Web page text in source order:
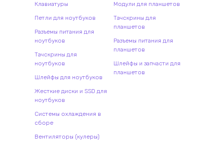
Клавиатуры
Петли для ноутбуков
Разъемы питания для
ноутбуков
Тачскрины для
ноутбуков
Шлейфы для ноутбуков
Жесткие диски и SSD для
ноутбуков
Системы охлаждения в
сборе
Вентиляторы (кулеры)
Модули для планшетов
Тачскрины для
планшетов
Разъемы питания для
планшетов
Шлейфы и запчасти для
планшетов